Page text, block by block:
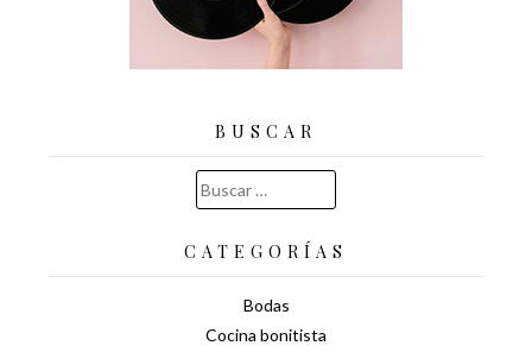
BUSCAR
Buscar:
CATEGORÍAS
Bodas
Cocina bonitista